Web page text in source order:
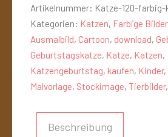
Artikelnummer: Katze-120-
Kategorien: Katzen, Farbige Bilder
Ausmalbild, Cartoon, download,
Geburtstagskatze, Katze, Katzen,
Katzengeburtstag, kaufen, Kinder,
Malvorlage, Stockimage, Tierbilder,
Beschreibung